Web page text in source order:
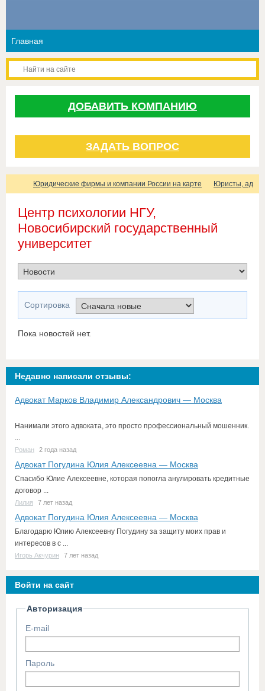
ДОБАВИТЬ КОМПАНИЮ
ЗАДАТЬ ВОПРОС
Юридические фирмы и компании России на карте Юристы,
Центр психологии НГУ,
Новосибирский государственный
университет
Сортировка
Пока новостей нет.
Недавно написали отзывы:
Адвокат Марков Владимир Александрович — Москва
Нанимали этого адвоката, это просто профессиональный мошенник.
...
Роман 2 года назад
Адвокат Погудина Юлия Алексеевна — Москва
Спасибо Юлие Алексеевне, которая попогла анулировать кредитные
договор ...
Лилия 7 лет назад
Адвокат Погудина Юлия Алексеевна — Москва
Благодарю Юлию Алексеевну Погудину за защиту моих прав и
интересов в с ...
Игорь Акчурин 7 лет назад
Войти на сайт
Авторизация
E-mail
Пароль